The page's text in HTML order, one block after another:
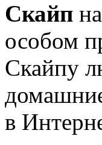
Скайп
особом
Скайпу
в